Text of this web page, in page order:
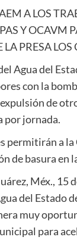
A LOS
Y OCAVM
LA PRESA LOS
Agua del
con la
de
por jornada.
permitirán a
de basura en
Méx., 15
del Estado
muy
para